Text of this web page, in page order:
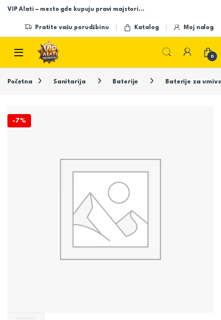
Skip to navigation
Skip to content
VIP Alati – mesto gde kupuju pravi majstori…
Pratite vašu porudžbinu Katalog Moj nalog
Open
0
Početna Sanitarija Baterije Baterije za
-7%